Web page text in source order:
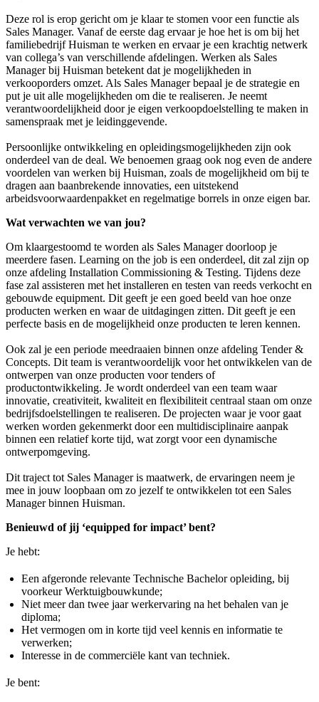
Deze rol is erop gericht om je klaar te stomen voor een functie als
Sales Manager. Vanaf de eerste dag ervaar je hoe het is om bij het
familiebedrijf Huisman te werken en ervaar je een krachtig netwerk
van collega’s van verschillende afdelingen. Werken als Sales
Manager bij Huisman betekent dat je mogelijkheden in
verkooporders omzet. Als Sales Manager bepaal je de strategie en
put je uit alle mogelijkheden om die te realiseren. Je neemt
verantwoordelijkheid door je eigen verkoopdoelstelling te maken in
samenspraak met je leidinggevende.
Persoonlijke ontwikkeling en opleidingsmogelijkheden zijn ook
onderdeel van de deal. We benoemen graag ook nog even de andere
voordelen van werken bij Huisman, zoals de mogelijkheid om bij te
dragen aan baanbrekende innovaties, een uitstekend
arbeidsvoorwaardenpakket en regelmatige borrels in onze eigen bar.
Wat verwachten we van jou?
Om klaargestoomd te worden als Sales Manager doorloop je
meerdere fasen. Learning on the job is een onderdeel, dit zal zijn op
onze afdeling Installation Commissioning & Testing. Tijdens deze
fase zal assisteren met het installeren en testen van reeds verkocht en
gebouwde equipment. Dit geeft je een goed beeld van hoe onze
producten werken en waar de uitdagingen zitten. Dit geeft je een
perfecte basis en de mogelijkheid onze producten te leren kennen.
Ook zal je een periode meedraaien binnen onze afdeling Tender &
Concepts. Dit team is verantwoordelijk voor het ontwikkelen van de
ontwerpen van onze producten voor tenders of
productontwikkeling. Je wordt onderdeel van een team waar
innovatie, creativiteit, kwaliteit en flexibiliteit centraal staan om onze
bedrijfsdoelstellingen te realiseren. De projecten waar je voor gaat
werken worden gekenmerkt door een multidisciplinaire aanpak
binnen een relatief korte tijd, wat zorgt voor een dynamische
ontwerpomgeving.
Dit traject tot Sales Manager is maatwerk, de ervaringen neem je
mee in jouw loopbaan om zo jezelf te ontwikkelen tot een Sales
Manager binnen Huisman.
Benieuwd of jij ‘equipped for impact’ bent?
Je hebt:
Een afgeronde relevante Technische Bachelor opleiding, bij
voorkeur Werktuigbouwkunde;
Niet meer dan twee jaar werkervaring na het behalen van je
diploma;
Het vermogen om in korte tijd veel kennis en informatie te
verwerken;
Interesse in de commerciële kant van techniek.
Je bent: